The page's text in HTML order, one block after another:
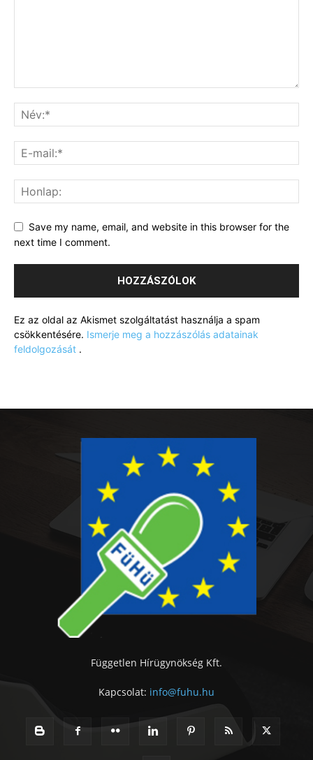
Save my name, email, and website in this browser for the
next time I comment.
Ez az oldal az Akismet szolgáltatást használja a spam
csökkentésére. Ismerje meg a hozzászólás adatainak
feldolgozását .
Független Hírügynökség Kft.
Kapcsolat: info@fuhu.hu